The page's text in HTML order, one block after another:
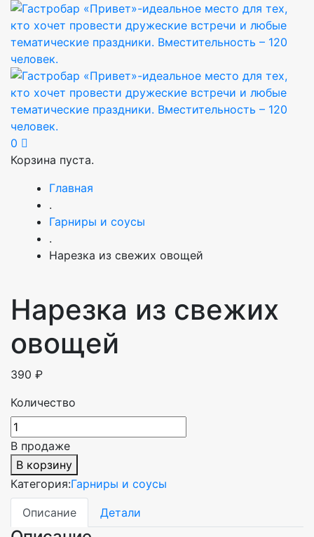
0
Корзина пуста.
Главная
.
Гарниры и соусы
.
Нарезка из свежих овощей
Нарезка из свежих
овощей
390 ₽
Количество
В продаже
В корзину
Категория:Гарниры и соусы
Описание Детали